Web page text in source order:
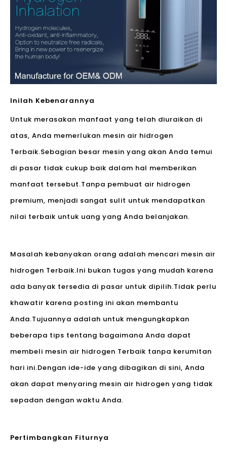
Inilah Kebenarannya
Untuk merasakan manfaat yang telah diuraikan di
atas, Anda memerlukan mesin air hidrogen
Terbaik.Sebagian besar mesin yang akan Anda temui
di pasar tidak cukup baik dalam hal memberikan
manfaat tersebut.Tanpa pembuat air hidrogen
premium, menjadi sangat sulit untuk mendapatkan
nilai terbaik untuk uang yang Anda belanjakan.
Masalah kebanyakan orang adalah mencari mesin air
hidrogen Terbaik.Ini bukan tugas yang mudah karena
ada banyak tersedia di pasar untuk dipilih.Tidak perlu
khawatir karena posting ini akan membantu
Anda.Tujuannya adalah untuk mengungkapkan
beberapa tips tentang bagaimana Anda dapat
membeli mesin air hidrogen Terbaik tanpa kerumitan
hari ini.Dengan ide-ide yang dibagikan di sini, Anda
akan dapat menyaring mesin air hidrogen yang tidak
sepadan dengan waktu Anda.
Pertimbangkan Fiturnya